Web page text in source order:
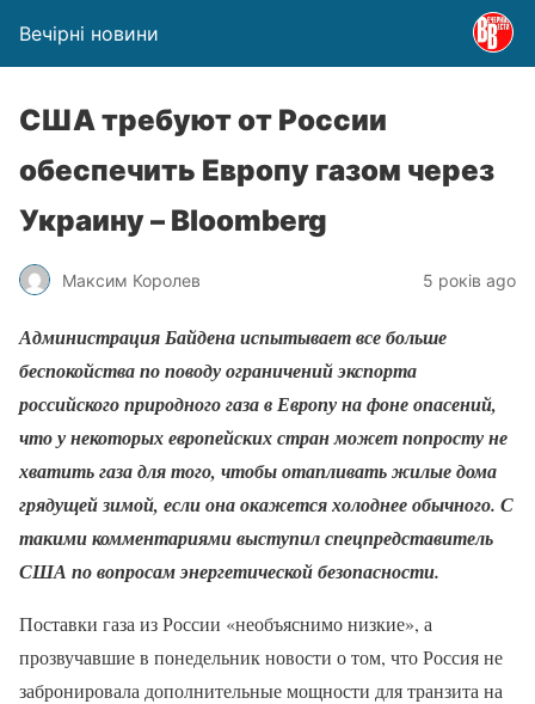
Вечірні новини
США требуют от России
обеспечить Европу газом через
Украину – Bloomberg
Максим Королев 5 років ago
Администрация Байдена испытывает все больше
беспокойства по поводу ограничений экспорта
российского природного газа в Европу на фоне опасений,
что у некоторых европейских стран может попросту не
хватить газа для того, чтобы отапливать жилые дома
грядущей зимой, если она окажется холоднее обычного. С
такими комментариями выступил спецпредставитель
США по вопросам энергетической безопасности.
Поставки газа из России «необъяснимо низкие», а
прозвучавшие в понедельник новости о том, что Россия не
забронировала дополнительные мощности для транзита на